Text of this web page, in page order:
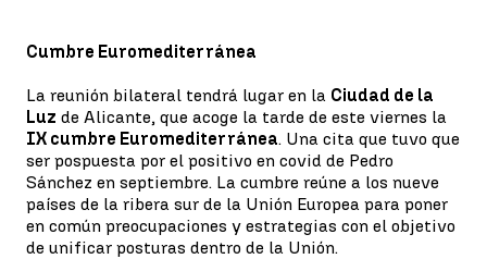
Cumbre Euromediterránea
La reunión bilateral tendrá lugar en la Ciudad de la
Luz de Alicante, que acoge la tarde de este viernes la
IX cumbre Euromediterránea. Una cita que tuvo que
ser pospuesta por el positivo en covid de Pedro
Sánchez en septiembre. La cumbre reúne a los nueve
países de la ribera sur de la Unión Europea para poner
en común preocupaciones y estrategias con el objetivo
de unificar posturas dentro de la Unión.